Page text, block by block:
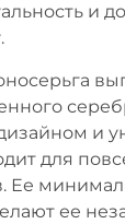
и
и
для
Ее
ее